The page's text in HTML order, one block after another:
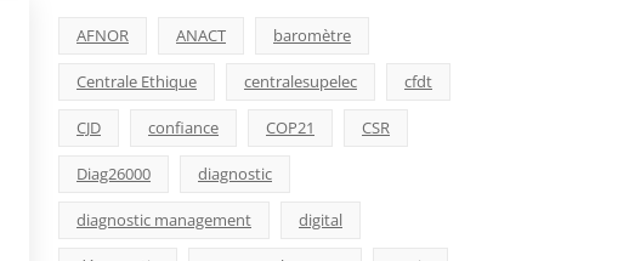
AFNOR ANACT baromètre
Centrale Ethique centralesupelec cfdt
CJD confiance COP21 CSR
Diag26000 diagnostic
diagnostic management digital